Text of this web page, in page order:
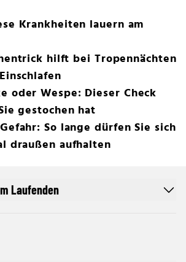
Krankheiten lauern am
hilft bei Tropennächten
oder Wespe: Dieser Check
gestochen hat
So lange dürfen Sie sich
draußen aufhalten
Laufenden